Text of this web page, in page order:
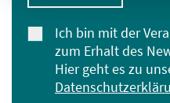
Ich bin mit der
zum Erhalt des
Hier geht es zu